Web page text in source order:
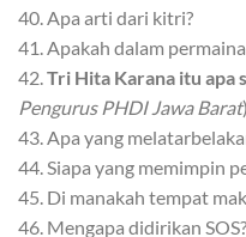
40. Apa arti dari kitri?
41. Apakah dalam
42. Tri Hita Karana itu apa
Pengurus PHDI Jawa Barat)
43. Apa yang
44. Siapa yang memimpin
45. Di manakah tempat
46. Mengapa didirikan SOS?